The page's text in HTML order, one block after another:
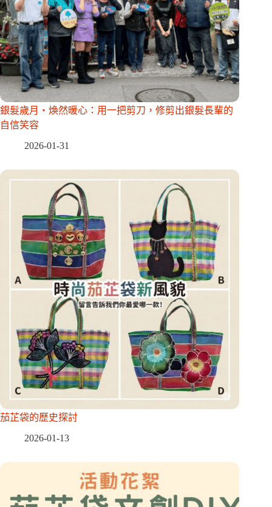
銀髮歲月・煥然暖心：用一把剪刀，修剪出銀髮長輩的
自信笑容
2026-01-31
茄芷袋的歷史探討
2026-01-13